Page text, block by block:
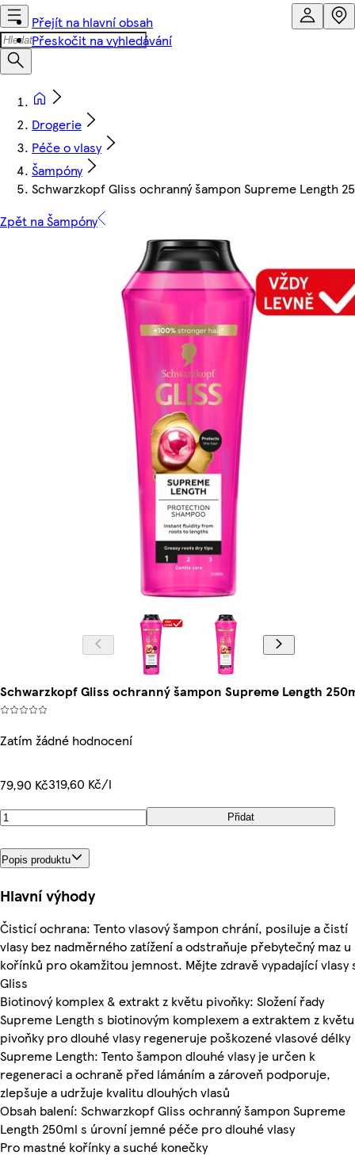
Přejít na hlavní obsah
Přeskočit na vyhledávání
Drogerie
Péče o vlasy
Šampóny
Schwarzkopf Gliss ochranný šampon Supreme Length
Zpět na Šampóny
Schwarzkopf Gliss ochranný šampon Supreme Length
Zatím žádné hodnocení
79,90 Kč319,60 Kč/l
Přidat
Popis produktu
Hlavní výhody
Čisticí ochrana: Tento vlasový šampon chrání, posiluje a čistí
vlasy bez nadměrného zatížení a odstraňuje přebytečný maz u
kořínků pro okamžitou jemnost. Mějte zdravě vypadající vlasy
Gliss
Biotinový komplex & extrakt z květu pivoňky: Složení řady
Supreme Length s biotinovým komplexem a extraktem z květu
pivoňky pro dlouhé vlasy regeneruje poškozené vlasové délky
Supreme Length: Tento šampon dlouhé vlasy je určen k
regeneraci a ochraně před lámáním a zároveň podporuje,
zlepšuje a udržuje kvalitu dlouhých vlasů
Obsah balení: Schwarzkopf Gliss ochranný šampon Supreme
Length 250ml s úrovní jemné péče pro dlouhé vlasy
Pro mastné kořínky a suché konečky